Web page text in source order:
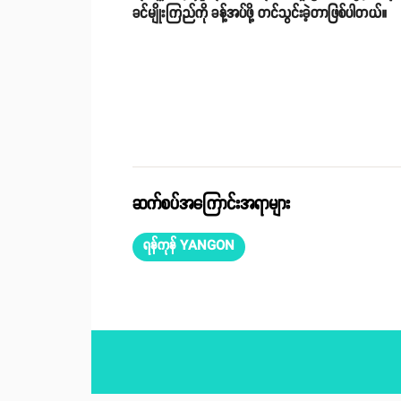
ခင်မျိုးကြည်ကို ခန့်အပ်ဖို့ တင်သွင်းခဲ့တာဖြစ်ပါတယ်။
ဆက်စပ်အကြောင်းအရာများ
ရန်ကုန် YANGON